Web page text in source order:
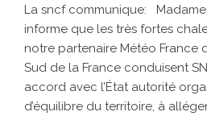
La sncf communique:
informe que les très fortes
notre partenaire Météo France
Sud de la France conduisent
accord avec l’État autorité
d’équilibre du territoire, à